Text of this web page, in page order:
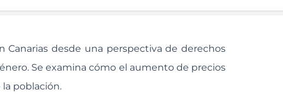
desde una perspectiva de derechos
Se examina cómo el aumento de precios
población.